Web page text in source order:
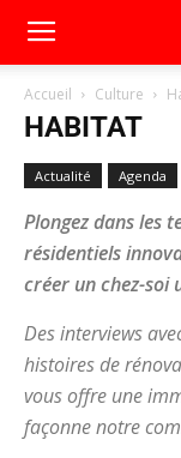
Accueil Culture
HABITAT
Actualité Agenda
Plongez dans les
résidentiels
créer un chez-soi
Des interviews
histoires de
vous offre une
façonne notre